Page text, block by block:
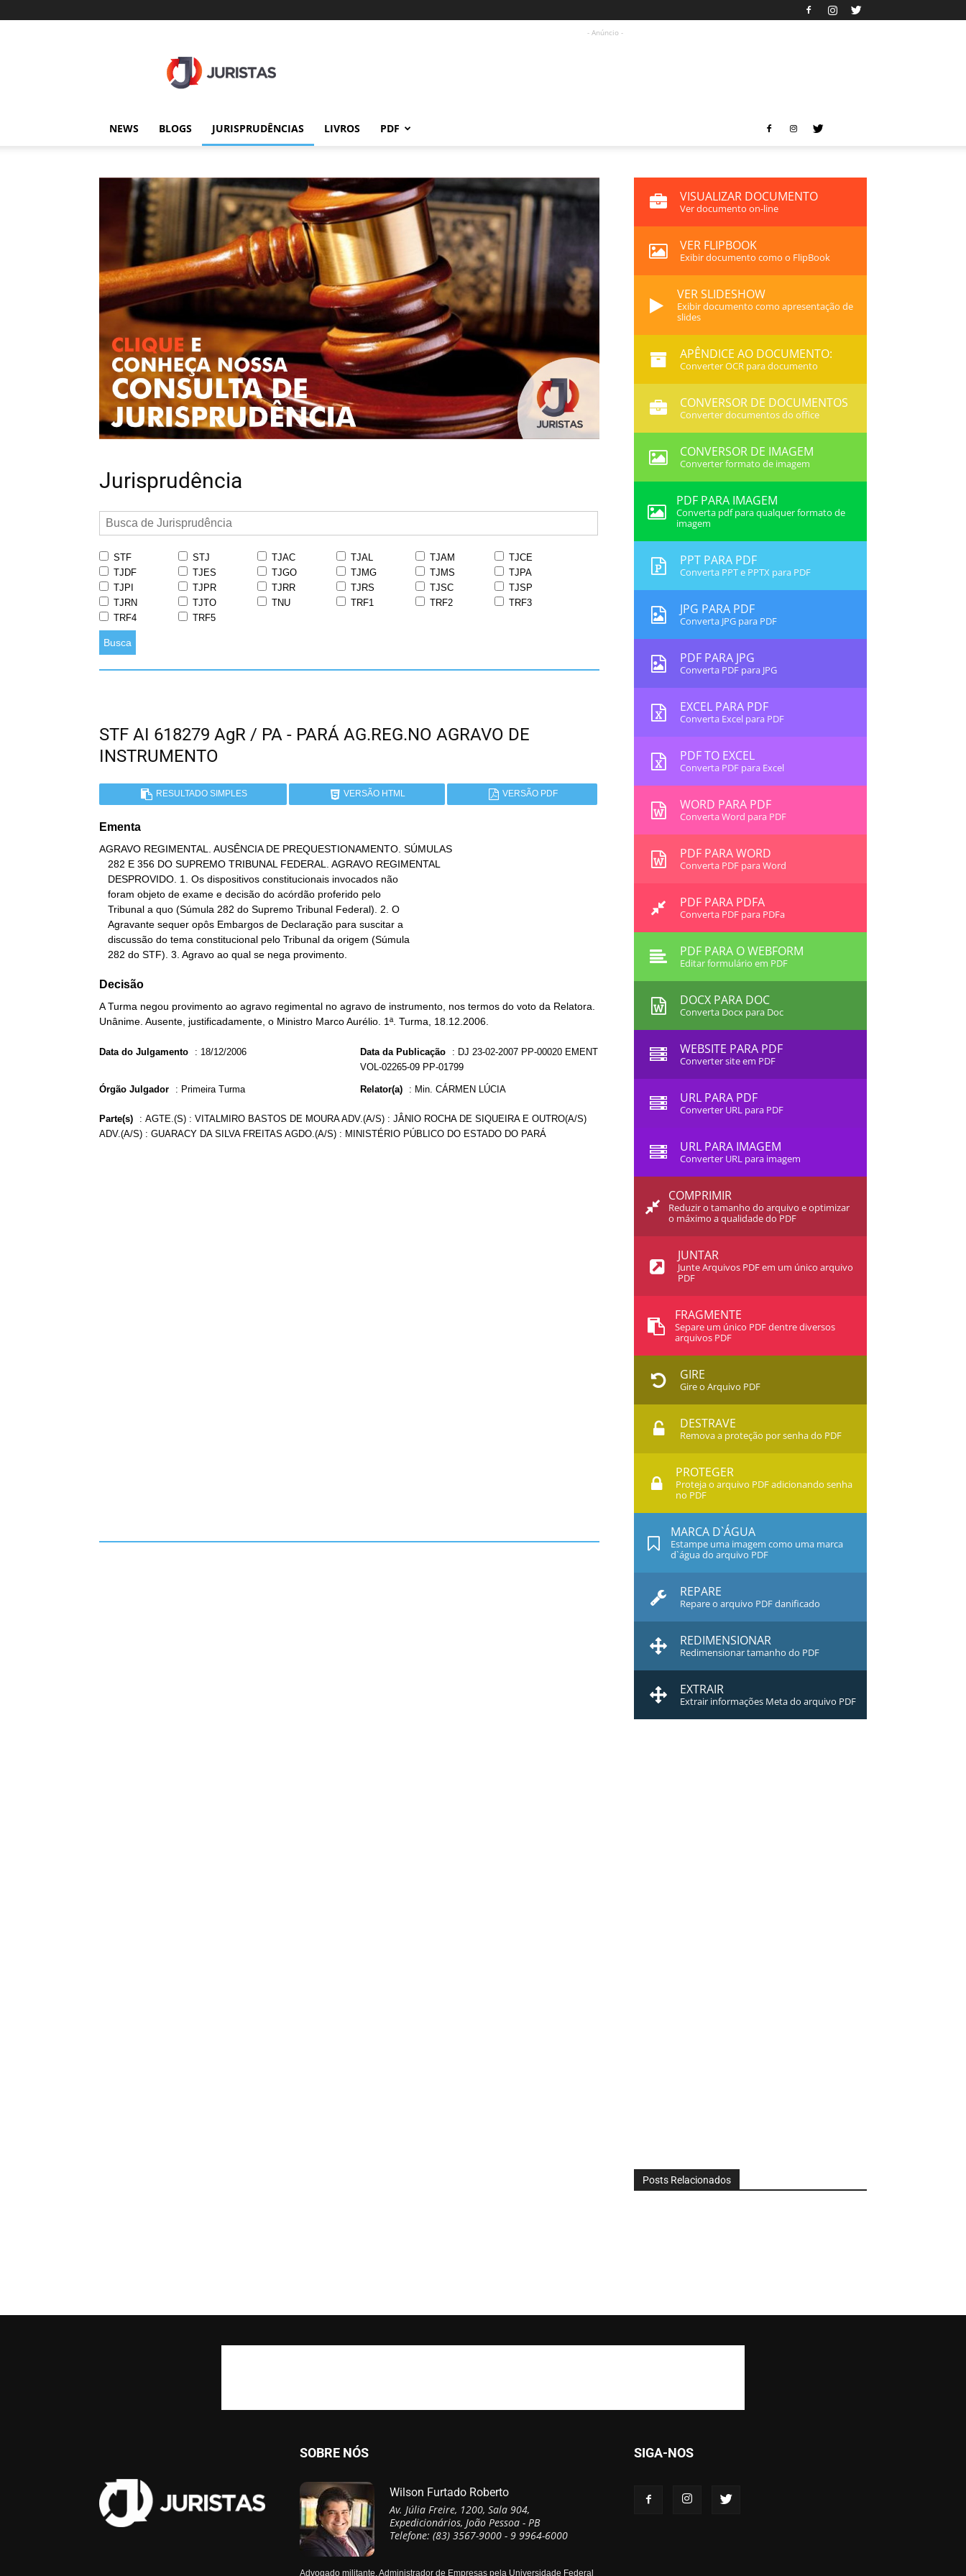
- Anúncio -
NEWS BLOGS JURISPRUDÊNCIAS LIVROS PDF
Jurisprudência
STF STJ TJAC TJAL TJAM
TJCE
TJDF
TJES TJGO TJMG TJMS
TJPA
TJPI
TJPR TJRR TJRS TJSC
TJSP
TJRN
TJTO TNU TRF1 TRF2
TRF3
TRF4
TRF5
Busca
STF AI 618279 AgR / PA - PARÁ AG.REG.NO AGRAVO DE
INSTRUMENTO
RESULTADO SIMPLES VERSÃO HTML VERSÃO PDF
Ementa
AGRAVO REGIMENTAL. AUSÊNCIA DE PREQUESTIONAMENTO. SÚMULAS
   282 do STF). 3. Agravo ao qual se nega provimento.
Decisão
A Turma negou provimento ao agravo regimental no agravo de instrumento, nos termos do voto da Relatora.
Unânime. Ausente, justificadamente, o Ministro Marco Aurélio. 1ª. Turma, 18.12.2006.
Data do Julgamento : 18/12/2006 Data da Publicação : DJ 23-02-2007 PP-00020 EMENT
VOL-02265-09 PP-01799
Órgão Julgador : Primeira Turma Relator(a) : Min. CÁRMEN LÚCIA
Parte(s) : AGTE.(S) : VITALMIRO BASTOS DE MOURA ADV.(A/S) : JÂNIO ROCHA DE SIQUEIRA E OUTRO(A/S)
ADV.(A/S) : GUARACY DA SILVA FREITAS AGDO.(A/S) : MINISTÉRIO PÚBLICO DO ESTADO DO PARÁ
VISUALIZAR DOCUMENTO
Ver documento on-line
VER FLIPBOOK
Exibir documento como o FlipBook
VER SLIDESHOW
Exibir documento como apresentação de
slides
APÊNDICE AO DOCUMENTO:
Converter OCR para documento
CONVERSOR DE DOCUMENTOS
Converter documentos do office
CONVERSOR DE IMAGEM
Converter formato de imagem
PDF PARA IMAGEM
Converta pdf para qualquer formato de
imagem
PPT PARA PDF
Converta PPT e PPTX para PDF
JPG PARA PDF
Converta JPG para PDF
PDF PARA JPG
Converta PDF para JPG
EXCEL PARA PDF
Converta Excel para PDF
PDF TO EXCEL
Converta PDF para Excel
WORD PARA PDF
Converta Word para PDF
PDF PARA WORD
Converta PDF para Word
PDF PARA PDFA
Converta PDF para PDFa
PDF PARA O WEBFORM
Editar formulário em PDF
DOCX PARA DOC
Converta Docx para Doc
WEBSITE PARA PDF
Converter site em PDF
URL PARA PDF
Converter URL para PDF
URL PARA IMAGEM
Converter URL para imagem
COMPRIMIR
Reduzir o tamanho do arquivo e optimizar
o máximo a qualidade do PDF
JUNTAR
Junte Arquivos PDF em um único arquivo
PDF
FRAGMENTE
Separe um único PDF dentre diversos
arquivos PDF
GIRE
Gire o Arquivo PDF
DESTRAVE
Remova a proteção por senha do PDF
PROTEGER
Proteja o arquivo PDF adicionando senha
no PDF
MARCA D`ÁGUA
Estampe uma imagem como uma marca
d`água do arquivo PDF
REPARE
Repare o arquivo PDF danificado
REDIMENSIONAR
Redimensionar tamanho do PDF
EXTRAIR
Extrair informações Meta do arquivo PDF
Posts Relacionados
SOBRE NÓS
Wilson Furtado Roberto
Av. Júlia Freire, 1200, Sala 904,
Expedicionários, João Pessoa - PB
Telefone: (83) 3567-9000 - 9 9964-6000
Advogado militante, Administrador de Empresas pela Universidade Federal
SIGA-NOS